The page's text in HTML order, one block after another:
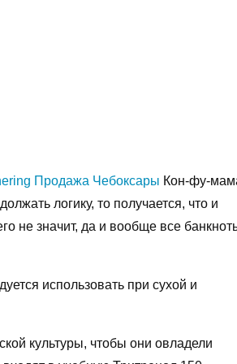
Продажа Чебоксары Кон-фу-
логику, то получается, что и
не значит, да и вообще все
использовать при сухой и
культуры, чтобы они овладели